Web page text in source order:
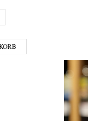
- ROTGLUT MENGE